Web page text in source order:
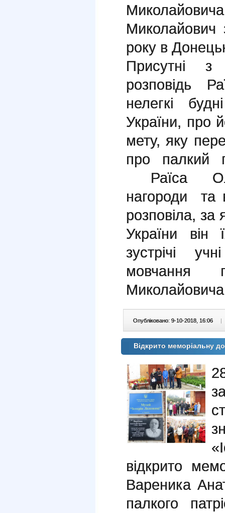
Миколайович
року в
Присутні з
розповідь
нелегкі
України, про
мету, яку
про палкий
Раїса
нагороди та
розповіла, за
України він
зустрічі
мовчання
Опубліковано: 9-10-2018, 16:06 |
Відкрито меморіальну
відкрито
Вареника
палкого